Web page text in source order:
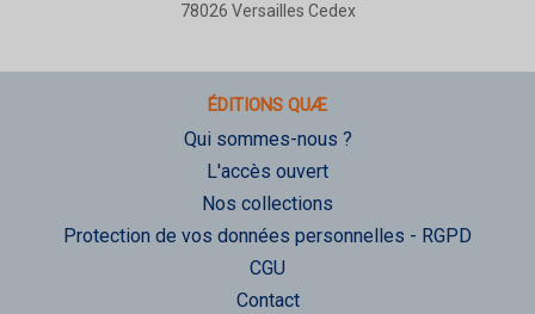
78026 Versailles Cedex
ÉDITIONS QUÆ
Qui sommes-nous ?
L'accès ouvert
Nos collections
Protection de vos données personnelles - RGPD
CGU
Contact